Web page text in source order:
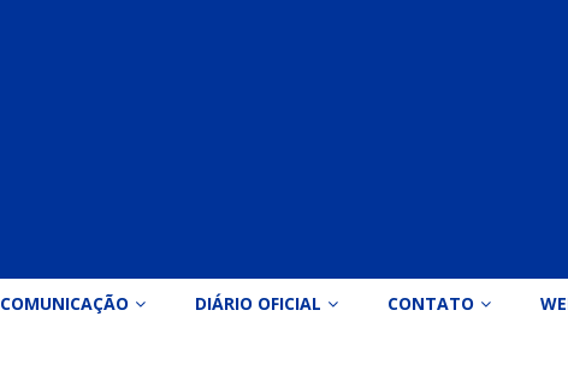
COMUNICAÇÃO DIÁRIO OFICIAL CONTATO